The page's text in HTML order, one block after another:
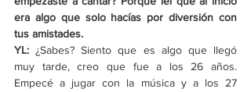
era algo que solo hacías por diversión con
tus amistades.
YL: ¿Sabes? Siento que es algo que llegó
muy tarde, creo que fue a los 26 años.
Empecé a jugar con la música y a los 27